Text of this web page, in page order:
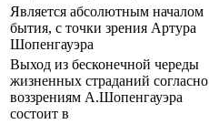
Является абсолютным началом
бытия, с точки зрения Артура
Шопенгауэра
Выход из бесконечной череды
жизненных страданий согласно
воззрениям А.Шопенгауэра
состоит в